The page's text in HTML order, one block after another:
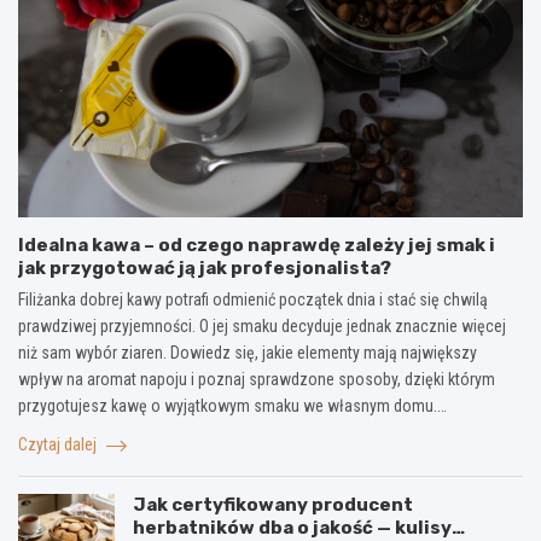
Idealna kawa – od czego naprawdę zależy jej smak i
jak przygotować ją jak profesjonalista?
Filiżanka dobrej kawy potrafi odmienić początek dnia i stać się chwilą
prawdziwej przyjemności. O jej smaku decyduje jednak znacznie więcej
niż sam wybór ziaren. Dowiedz się, jakie elementy mają największy
wpływ na aromat napoju i poznaj sprawdzone sposoby, dzięki którym
przygotujesz kawę o wyjątkowym smaku we własnym domu.…
Czytaj dalej
Jak certyfikowany producent
herbatników dba o jakość — kulisy